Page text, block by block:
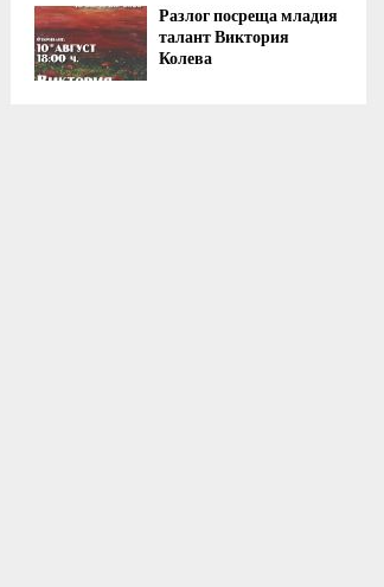
Разлог посреща младия
талант Виктория
Колева